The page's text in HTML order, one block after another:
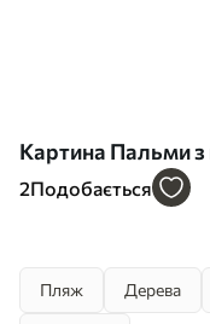
Картина Пальми
листя та
2Подобається
Пляж Дерева